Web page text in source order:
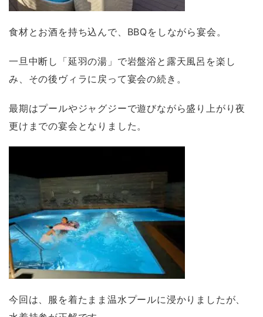
食材とお酒を持ち込んで、BBQをしながら宴会。
一旦中断し「延羽の湯」で岩盤浴と露天風呂を楽し
み、その後ヴィラに戻って宴会の続き。
最期はプールやジャグジーで遊びながら盛り上がり夜
更けまでの宴会となりました。
今回は、服を着たまま温水プールに浸かりましたが、